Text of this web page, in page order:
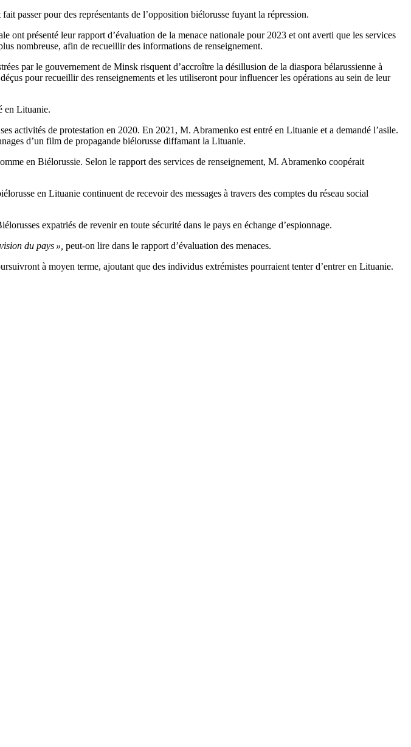
passer pour des représentants de l’opposition biélorusse fuyant la répression.
ont présenté leur rapport d’évaluation de la menace nationale pour 2023 et ont averti que les services
nombreuse, afin de recueillir des informations de renseignement.
par le gouvernement de Minsk risquent d’accroître la désillusion de la diaspora bélarussienne à
pour recueillir des renseignements et les utiliseront pour influencer les opérations au sein de leur
en Lituanie.
de protestation en 2020. En 2021, M. Abramenko est entré en Lituanie et a demandé l’asile.
d’un film de propagande biélorusse diffamant la Lituanie.
en Biélorussie. Selon le rapport des services de renseignement, M. Abramenko coopérait
en Lituanie continuent de recevoir des messages à travers des comptes du réseau social
expatriés de revenir en toute sécurité dans le pays en échange d’espionnage.
du pays », peut-on lire dans le rapport d’évaluation des menaces.
à moyen terme, ajoutant que des individus extrémistes pourraient tenter d’entrer en Lituanie.